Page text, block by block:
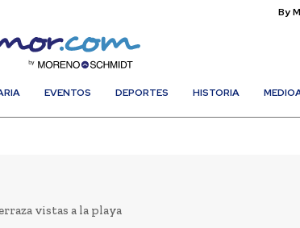
By
EVENTOS DEPORTES HISTORIA
vistas a la playa